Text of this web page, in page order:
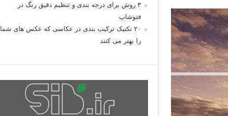
۳ روش برای درجه بندی و تنظیم دقیق رنگ در
فتوشاپ
۲۰ تکنیک ترکیب بندی در عکاسی که عکس های شما
را بهتر می کنند